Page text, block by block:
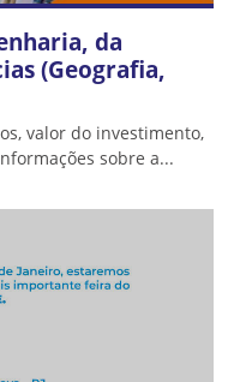
da
(Geografia,
valor do investimento,
sobre a...